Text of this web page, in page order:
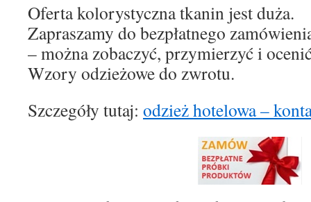
Oferta kolorystyczna tkanin jest duża.
Zapraszamy do bezpłatnego
– można zobaczyć, przymierzyć i
Wzory odzieżowe do zwrotu.
Szczegóły tutaj: odzież hotelowa –